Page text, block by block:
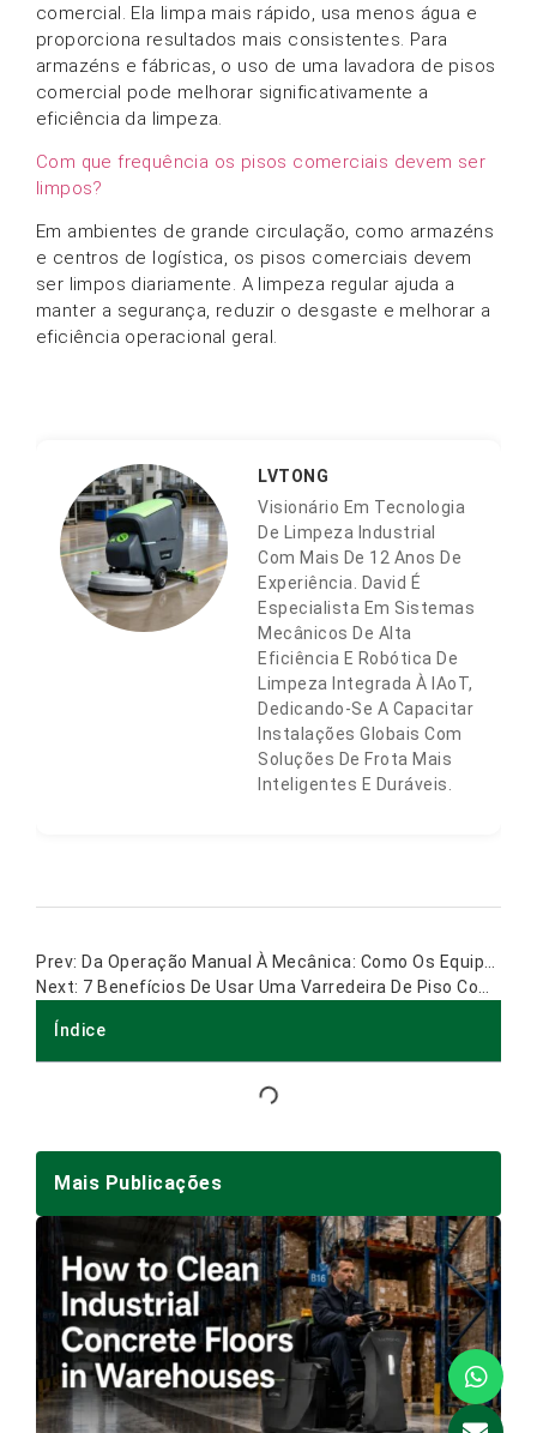
Índice
Mais Publicações
comercial. Ela limpa mais rápido, usa menos água e
proporciona resultados mais consistentes. Para
armazéns e fábricas, o uso de uma lavadora de pisos
comercial pode melhorar significativamente a
eficiência da limpeza.
Com que frequência os pisos comerciais devem ser
limpos?
Em ambientes de grande circulação, como armazéns
e centros de logística, os pisos comerciais devem
ser limpos diariamente. A limpeza regular ajuda a
manter a segurança, reduzir o desgaste e melhorar a
eficiência operacional geral.
LVTONG
Visionário Em Tecnologia
De Limpeza Industrial
Com Mais De 12 Anos De
Experiência. David É
Especialista Em Sistemas
Mecânicos De Alta
Eficiência E Robótica De
Limpeza Integrada À IAoT,
Dedicando-Se A Capacitar
Instalações Globais Com
Soluções De Frota Mais
Inteligentes E Duráveis.
Da Operação Manual À Mecânica: Como Os Equipamentos De Limpeza De Pisos Transformam A Manutenção De Instalações.
7 Benefícios De Usar Uma Varredeira De Piso Com Operador A Bordo Na Limpeza Industrial